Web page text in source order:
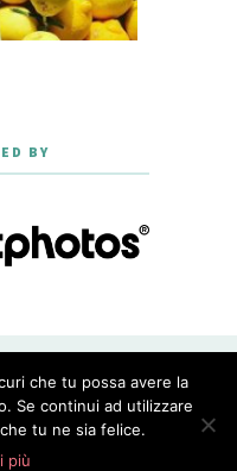
BY
BY
che tu possa avere la
Se continui ad utilizzare
tu ne sia felice.
più